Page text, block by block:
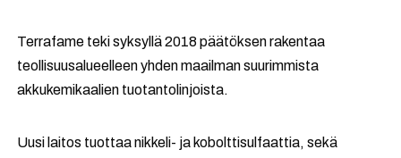
Terrafame teki syksyllä 2018 päätöksen rakentaa
teollisuusalueelleen yhden maailman suurimmista
akkukemikaalien tuotantolinjoista.
Uusi laitos tuottaa nikkeli- ja kobolttisulfaattia, sekä